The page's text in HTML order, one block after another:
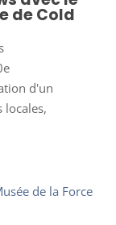
de Cold
d'un
locales,